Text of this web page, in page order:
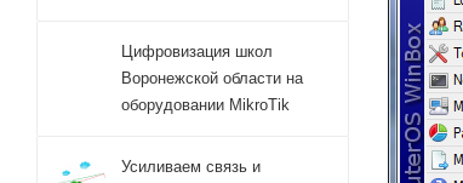
Цифровизация школ
Воронежской области на
оборудовании MikroTik
Усиливаем связь и